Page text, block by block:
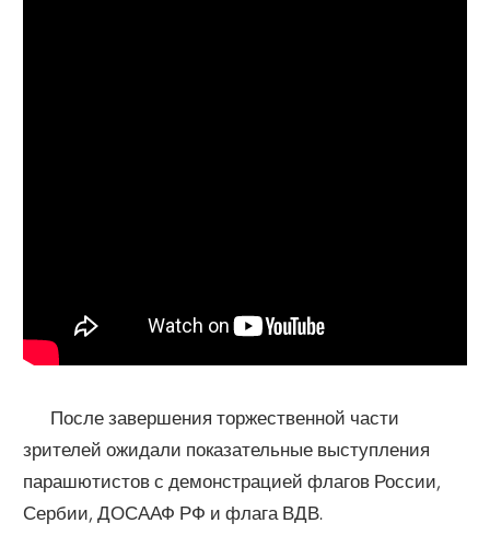
После завершения торжественной части
зрителей ожидали показательные выступления
парашютистов с демонстрацией флагов России,
Сербии, ДОСААФ РФ и флага ВДВ.